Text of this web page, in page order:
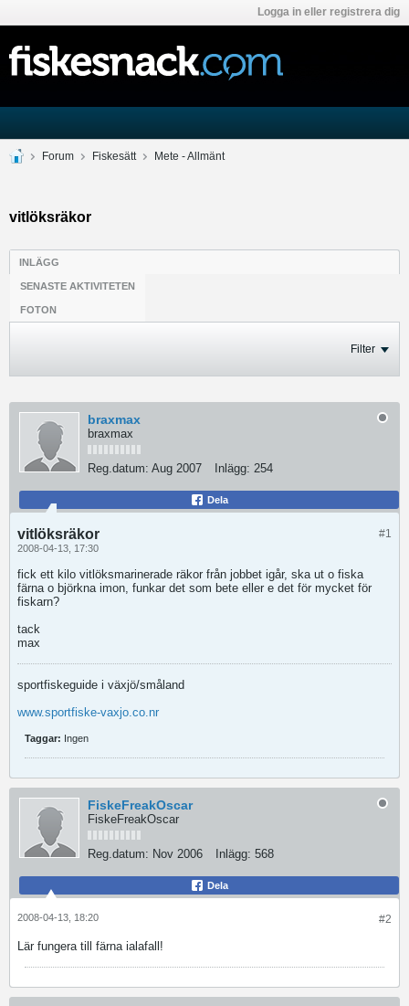
Logga in eller registrera dig
Forum Fiskesätt Mete - Allmänt
vitlöksräkor
INLÄGG
SENASTE AKTIVITETEN
FOTON
Filter
braxmax
braxmax
Reg.datum: Aug 2007 Inlägg: 254
Dela
#1
vitlöksräkor
2008-04-13, 17:30
fick ett kilo vitlöksmarinerade räkor från jobbet igår, ska ut o fiska
färna o björkna imon, funkar det som bete eller e det för mycket för
fiskarn?
tack
max
sportfiskeguide i växjö/småland
www.sportfiske-vaxjo.co.nr
Taggar: Ingen
FiskeFreakOscar
FiskeFreakOscar
Reg.datum: Nov 2006 Inlägg: 568
Dela
#2
2008-04-13, 18:20
Lär fungera till färna ialafall!